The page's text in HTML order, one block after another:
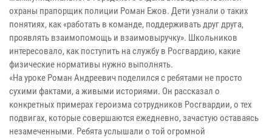
охраны прапорщик полиции Роман Ежов. Дети узнали о таких
понятиях, как «работать в команде, поддерживать друг друга,
проявлять взаимопомощь и взаимовыручку». Школьников
интересовало, как поступить на службу в Росгвардию, какие
физические нормативы нужно выполнять.
«На уроке Роман Андреевич поделился с ребятами не просто
сухими фактами, а живыми историями. Он рассказал о
конкретных примерах героизма сотрудников Росгвардии, о тех
подвигах, которые совершаются ежедневно, зачастую оставаясь
незамеченными. Ребята услышали о той огромной